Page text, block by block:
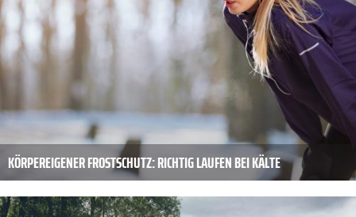
KÖRPEREIGENER FROSTSCHUTZ: RICHTIG LAUFEN BEI KÄLTE